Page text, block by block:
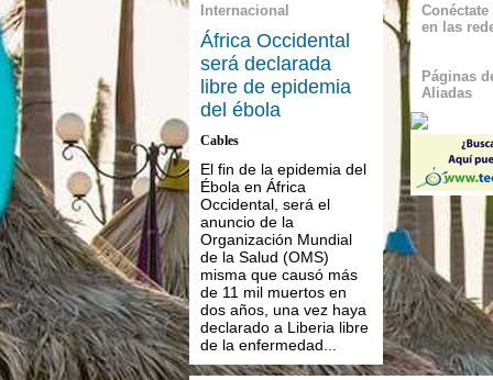
Internacional
África Occidental
será declarada
libre de epidemia
del ébola
Cables
El fin de la epidemia del
Ébola en África
Occidental, será el
anuncio de la
Organización Mundial
de la Salud (OMS)
misma que causó más
de 11 mil muertos en
dos años, una vez haya
declarado a Liberia libre
de la enfermedad...
en las
Páginas
Aliadas